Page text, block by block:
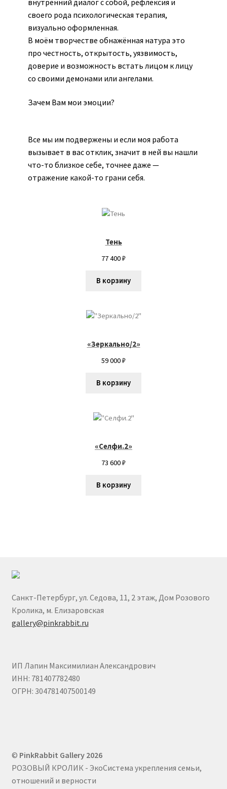
Кузнецова Марина
Льдин Петр
Марина Алтухова
Мария Макарова
Мой аккаунт
Севастьянова Виктория
Шувалова Анна
Юлия Неронска
своего рода психологическая терапия,
визуально оформленная.
В моём творчестве обнажённая натура это
про честность, открытость, уязвимость,
доверие и возможность встать лицом к лицу
со своими демонами или ангелами.
Зачем Вам мои эмоции?
Все мы им подвержены и если моя работа
вызывает в вас отклик, значит в ней вы нашли
что-то близкое себе, точнее даже —
отражение какой-то грани себя.
Тень
77 400₽
В корзину
«Зеркально/2»
59 000₽
В корзину
«Селфи.2»
73 600₽
В корзину
Санкт-Петербург, ул. Седова, 11, 2 этаж, Дом Розового
Кролика, м. Елизаровская
gallery@pinkrabbit.ru
ИП Лапин Максимилиан Александрович
ИНН: 781407782480
ОГРН: 304781407500149
© PinkRabbit Gallery 2026
РОЗОВЫЙ КРОЛИК - ЭкоСистема укрепления семьи,
отношений и верности